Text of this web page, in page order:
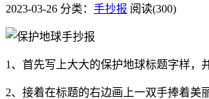
2023-03-26 分类： 手抄报 阅读(300)
1、首先写上大大的保护地球标题字样，
2、接着在标题的右边画上一双手捧着美